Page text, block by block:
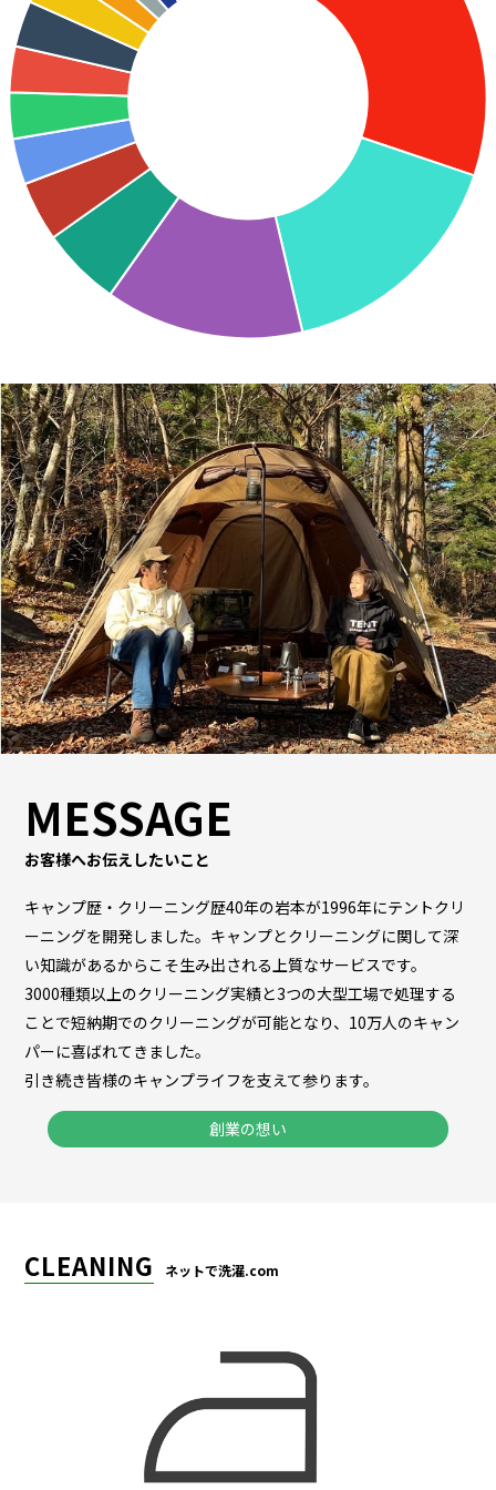
MESSAGE
お客様へお伝えしたいこと
キャンプ歴・クリーニング歴40年の岩本が1996年にテントクリ
ーニングを開発しました。キャンプとクリーニングに関して深
い知識があるからこそ生み出される上質なサービスです。
3000種類以上のクリーニング実績と3つの大型工場で処理する
ことで短納期でのクリーニングが可能となり、10万人のキャン
パーに喜ばれてきました。
引き続き皆様のキャンプライフを支えて参ります。
創業の想い
CLEANING ネットで洗濯.com